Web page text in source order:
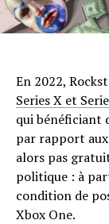
En 2022,
Series X et
qui bénéficiant
par rapport
alors pas
politique : à
condition de
Xbox One.